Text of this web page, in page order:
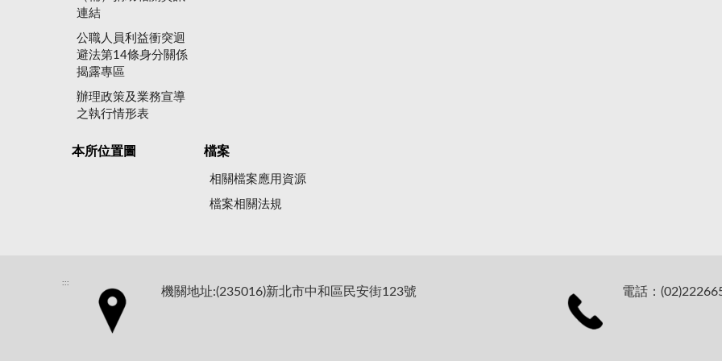
連結
公職人員利益衝突迴
避法第14條身分關係
揭露專區
辦理政策及業務宣導
之執行情形表
本所位置圖 檔案
相關檔案應用資源
檔案相關法規
:::
機關地址:(235016)新北市中和區民安街123號 電話：